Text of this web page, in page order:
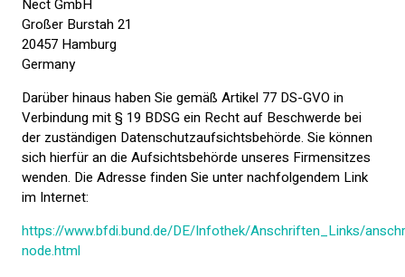
Nect GmbH
Großer Burstah 21
20457 Hamburg
Germany
Darüber hinaus haben Sie gemäß Artikel 77 DS-GVO in
Verbindung mit § 19 BDSG ein Recht auf Beschwerde bei
der zuständigen Datenschutzaufsichtsbehörde. Sie können
sich hierfür an die Aufsichtsbehörde unseres Firmensitzes
wenden. Die Adresse finden Sie unter nachfolgendem Link
im Internet:
https://www.bfdi.bund.de/DE/Infothek/Anschriften_Links/
node.html